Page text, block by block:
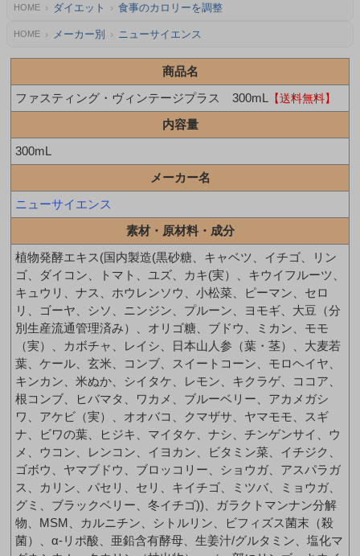
HOME ダイエット 食事のカロリーを調整
HOME メーカー別 ニューサイエンス
商品名
ファスティング・ヴィンテージプラス 300mL
【送料無料】
内容量
300mL
メーカー名
ニューサイエンス
素材・原材料・成分
植物発酵エキス(国内製造(黒砂糖、キャベツ、イチゴ、リン
ゴ、ダイコン、トマト、ユズ、カキ(実）、キウイフルーツ、
キュウリ、ナス、ホウレンソウ、小松菜、ピーマン、セロ
リ、ゴーヤ、シソ、ニンジン、プルーン、ヨモギ、大豆（分
別生産流通管理済み）、オリゴ糖、ブドウ、ミカン、モモ
（実）、カボチャ、レイシ、日本山人参（葉・茎）、大麦若
葉、ケール、玄米、コンブ、スイートコーン、モロヘイヤ、
キンカン、米ぬか、シイタケ、レモン、キクラゲ、ココア、
根コンブ、ヒバマタ、ワカメ、ブルーベリー、アカメガシ
ワ、アケビ（実）、オオバコ、クマザサ、ヤマモモ、スギ
ナ、ビワの葉、ヒジキ、マイタケ、ナシ、チンゲンサイ、ウ
メ、ウコン、レンコン、イヨカン、ビタミン菜、イチジク、
ゴボウ、ヤマブドウ、ブロッコリー、ショウガ、アスパラガ
ス、カリン、パセリ、セリ、キイチゴ、ミツバ、ミョウガ、
グミ、ブラックベリー、冬イチゴ))、ガラクトマンナン分解
物、MSM、カルニチン、シトルリン、ビフィズス菌末（殺
菌）、α-リポ酸、亜鉛含有酵母、生姜汁/グルタミン、塩化マ